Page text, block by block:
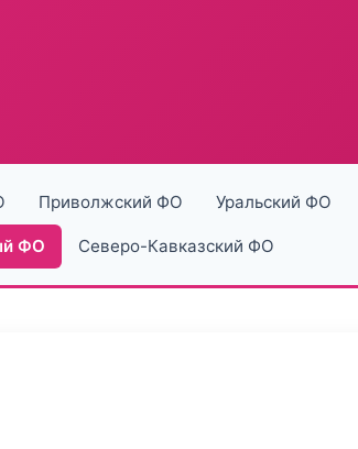
Приволжский ФО Уральский ФО
ФО Северо-Кавказский ФО